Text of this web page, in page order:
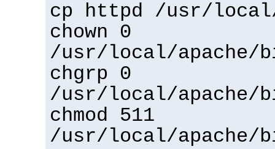
cp httpd /usr/
chown 0
/usr/local/apache/
chgrp 0
/usr/local/apache/
chmod 511
/usr/local/apache/